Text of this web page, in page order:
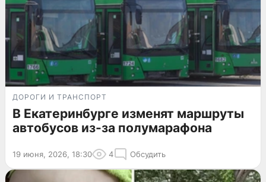
ДОРОГИ И ТРАНСПОРТ
В Екатеринбурге изменят маршруты
автобусов из-за полумарафона
19 июня, 2026, 18:30 4 Обсудить